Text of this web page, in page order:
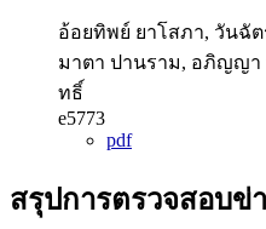
อ้อยทิพย์ ยาโสภา, วันฉัต
มาตา ปานราม, อภิญญ
ทธิ์
e5773
pdf
สรุปการตรวจสอบข่